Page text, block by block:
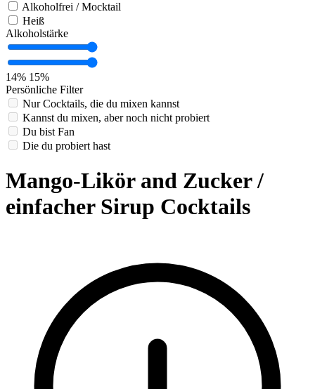
Alkoholfrei / Mocktail
Heiß
Alkoholstärke
14% 15%
Persönliche Filter
Nur Cocktails, die du mixen kannst
Kannst du mixen, aber noch nicht probiert
Du bist Fan
Die du probiert hast
Mango-Likör and Zucker /
einfacher Sirup Cocktails